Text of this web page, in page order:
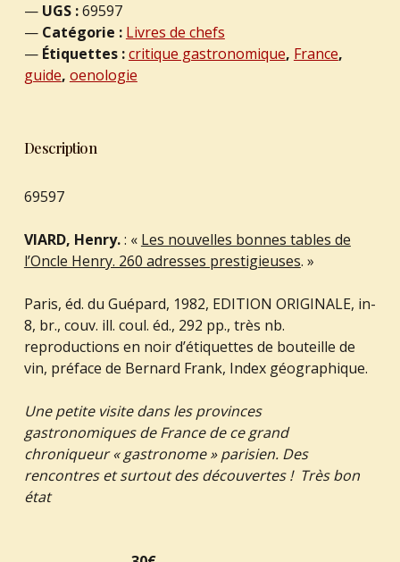
UGS :69597
Catégorie : Livres de chefs
Étiquettes :critique gastronomique, France,
guide, oenologie
Description
69597
VIARD, Henry.: « Les nouvelles bonnes tables de
l’Oncle Henry. 260 adresses prestigieuses. »
Paris, éd. du Guépard, 1982, EDITION ORIGINALE, in-
8, br., couv. ill. coul. éd., 292 pp., très nb.
reproductions en noir d’étiquettes de bouteille de
vin, préface de Bernard Frank, Index géographique.
Une petite visite dans les provinces
gastronomiques de France de ce grand
chroniqueur « gastronome » parisien. Des
rencontres et surtout des découvertes ! Très bon
état